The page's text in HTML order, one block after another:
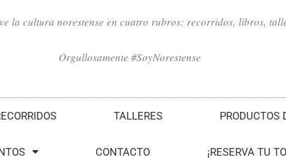
la cultura norestense en cuatro rubros: recorridos, libros,
Orgullosamente #SoyNorestense
TALLERES PRODUCTOS
CONTACTO ¡RESERVA TU